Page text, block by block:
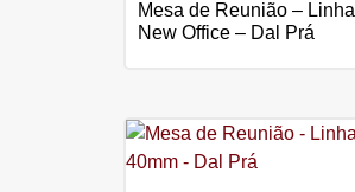
Mesa de Reunião – Linha
New Office – Dal Prá